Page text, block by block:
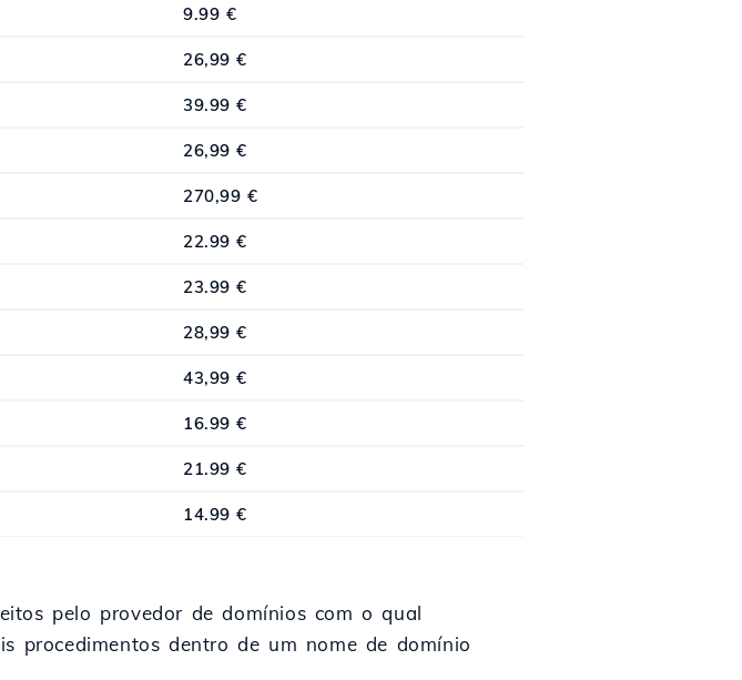
9.99 €
26,99 €
39.99 €
26,99 €
270,99 €
22.99 €
23.99 €
28,99 €
43,99 €
16.99 €
21.99 €
14.99 €
pelo provedor de domínios com o qual
procedimentos dentro de um nome de domínio